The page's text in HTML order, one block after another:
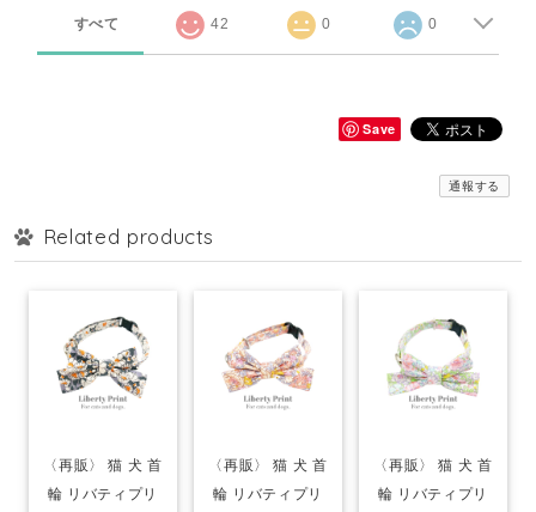
すべて 42 0 0
Save
通報する
Related products
〈再販〉 猫 犬 首
輪 リバティプリ
〈再販〉 猫 犬 首
輪 リバティプリ
〈再販〉 猫 犬 首
輪 リバティプリ